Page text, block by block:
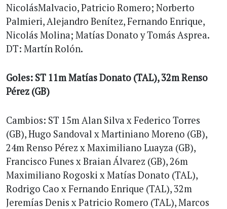
NicolásMalvacio, Patricio Romero; Norberto
Palmieri, Alejandro Benítez, Fernando Enrique,
Nicolás Molina; Matías Donato y Tomás Asprea.
DT: Martín Rolón.
Goles: ST 11m Matías Donato (TAL), 32m Renso
Pérez (GB)
Cambios: ST 15m Alan Silva x Federico Torres
(GB), Hugo Sandoval x Martiniano Moreno (GB),
24m Renso Pérez x Maximiliano Luayza (GB),
Francisco Funes x Braian Álvarez (GB), 26m
Maximiliano Rogoski x Matías Donato (TAL),
Rodrigo Cao x Fernando Enrique (TAL), 32m
Jeremías Denis x Patricio Romero (TAL), Marcos